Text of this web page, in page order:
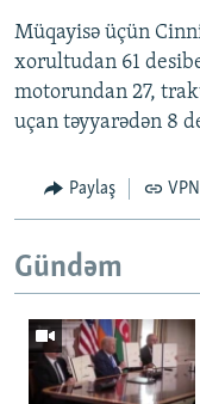
Müqayisə üçün
xorultudan 61
motorundan 27,
uçan təyyarədən 8
Paylaş
Gündəm